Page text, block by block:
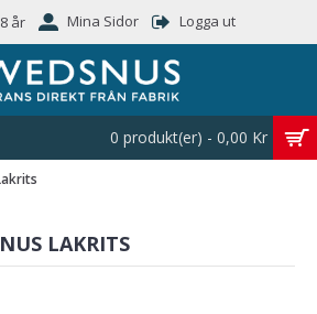
år Mina Sidor Logga ut
0 produkt(er) - 0,00 Kr
LAKRITS